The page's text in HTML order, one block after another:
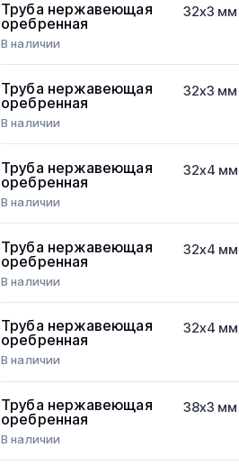
Труба нержавеющая
оребренная
В наличии
32х3 мм
Труба нержавеющая
оребренная
В наличии
32х3 мм
Труба нержавеющая
оребренная
В наличии
32х4 мм
Труба нержавеющая
оребренная
В наличии
32х4 мм
Труба нержавеющая
оребренная
В наличии
32х4 мм
Труба нержавеющая
оребренная
В наличии
38х3 мм